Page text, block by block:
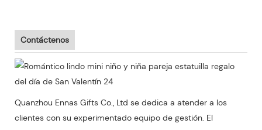
Contáctenos
Quanzhou Ennas Gifts Co., Ltd se dedica a atender a los
clientes con su experimentado equipo de gestión. El